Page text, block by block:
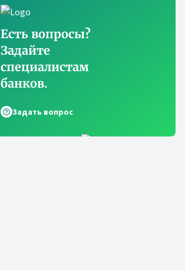
Есть вопросы?
Задайте
специалистам
банков.
Задать вопрос